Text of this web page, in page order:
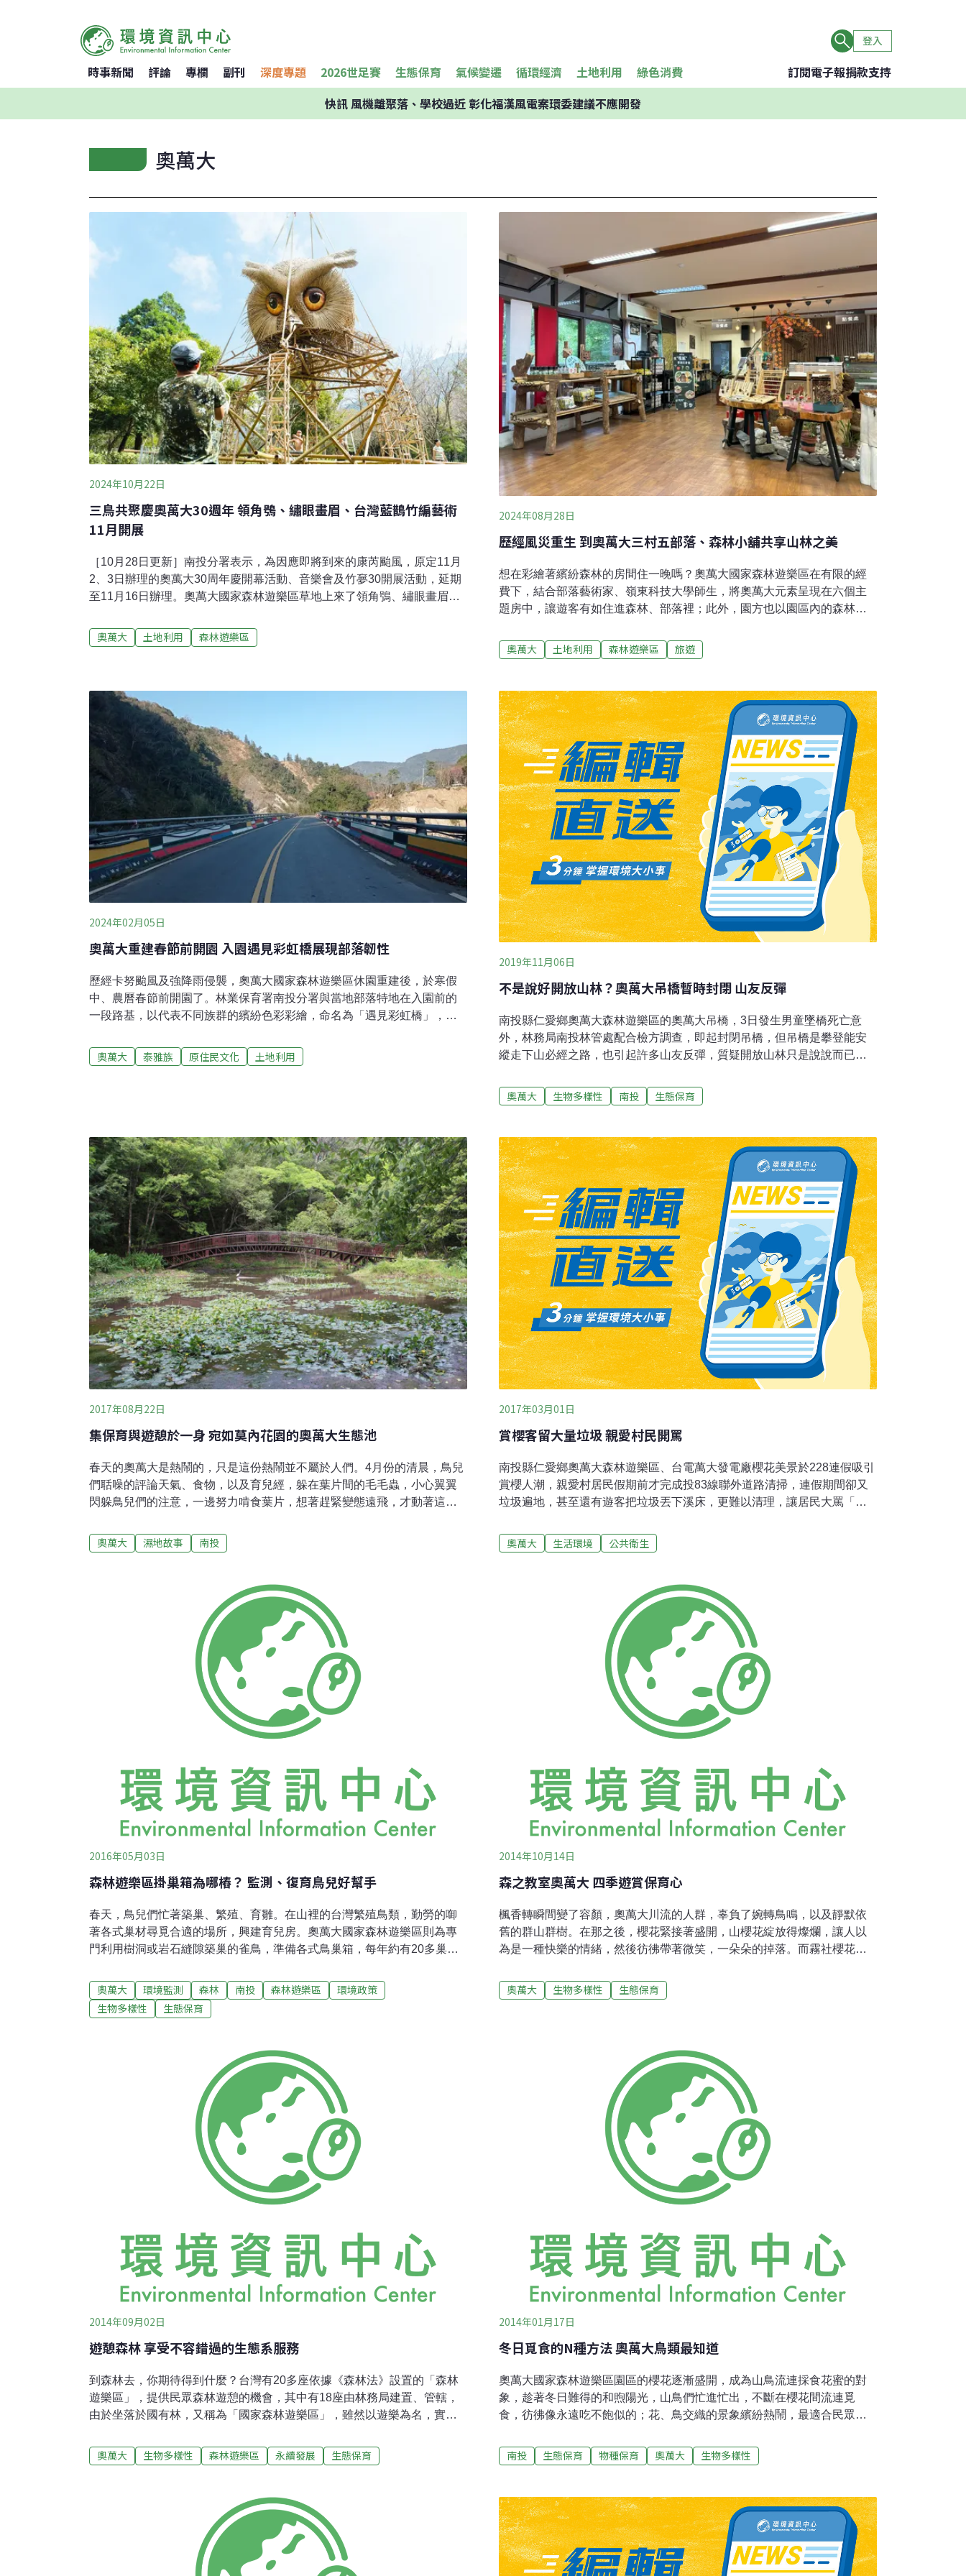
登入
時事新聞 評論 專欄 副刊 深度專題 2026世足賽 生態保育 氣候變遷 循環經濟 土地利用 綠色消費 訂閱電子報捐款支持
快訊風機離聚落、學校過近 彰化福漢風電案環委建議不應開發
奧萬大
2024年10月22日
三鳥共聚慶奧萬大30週年 領角鴞、繡眼畫眉、台灣藍鵲竹編藝術
11月開展
［10月28日更新］南投分署表示，為因應即將到來的康芮颱風，原定11月
2、3日辦理的奧萬大30周年慶開幕活動、音樂會及竹夣30開展活動，延期
至11月16日辦理。奧萬大國家森林遊樂區草地上來了領角鴞、繡眼畫眉和
大與自然共生的意象。隨著楓葉轉紅開啟賞楓季節，林業及自然保育署南
投分署推出「奧萬大30週年慶」系列活動，自11月2日起至12月1日，每週
分明的自然景觀，成為中部知名旅遊景點，「春櫻、夏瀑、秋月、冬楓」
更深受民眾喜愛。林業署南投分署長李政賢表示，奧萬大國家森林遊樂區
保有豐富生態與原民文化，去（2023）年歷經卡努風災休園後重啟，今
（2024）年在深秋與立冬之際，舉辦30週年慶，期待透過節慶氣氛，
奧萬大 土地利用 森林遊樂區
2024年08月28日
歷經風災重生 到奧萬大三村五部落、森林小舖共享山林之美
想在彩繪著繽紛森林的房間住一晚嗎？奧萬大國家森林遊樂區在有限的經
費下，結合部落藝術家、嶺東科技大學師生，將奧萬大元素呈現在六個主
題房中，讓遊客有如住進森林、部落裡；此外，園方也以園區內的森林小
育的好處。把森林部落文化搬進山莊 彩繪主題房加值不加價由農業部林業
及自然保育署南投分署經營管理的奧萬大國家森林遊樂區，位於中海拔山
卡努颱風肆虐，奧萬大森林遊樂區終於完成一部分整修，重新規劃設計綠
野山莊主題房，加值不加價。8月10日正式開園，不少遊客指定入住，尤其
是有國小學童的親子團，更是喜不自勝。六間主題房結合在地原住民部落
特色和奧萬大園區自然景觀，皆位於綠野山莊一樓，包括四間2人房及兩間
4人房。其中三間房型由嶺東科技大學商業設計系師生完成設計圖，再以電
腦輸出作品，
奧萬大 土地利用 森林遊樂區 旅遊
2024年02月05日
奧萬大重建春節前開園 入園遇見彩虹橋展現部落韌性
歷經卡努颱風及強降雨侵襲，奧萬大國家森林遊樂區休園重建後，於寒假
中、農曆春節前開園了。林業保育署南投分署與當地部落特地在入園前的
一段路基，以代表不同族群的繽紛色彩彩繪，命名為「遇見彩虹橋」，吸
透過在地消費，支持山村綠色經濟。攜手部落共同重建 奧萬大彩虹橋重現
泛泰雅族夢幻聖地去（2023）年8月間的卡努颱風伴隨季風環流帶來劇烈降
萬大周邊部落不間斷合作下，不僅重建進度順利，奧萬大森林遊樂區也重
新開園了。林業保育署南投分署育樂科長林國彰表示，奧萬大國家森林遊
樂區周邊有親愛村、萬豐村及法治村，親愛村為泰雅族及賽德克族，萬豐
村、法治村為布農族卓社群
奧萬大 泰雅族 原住民文化 土地利用
2019年11月06日
不是說好開放山林？奧萬大吊橋暫時封閉 山友反彈
南投縣仁愛鄉奧萬大森林遊樂區的奧萬大吊橋，3日發生男童墜橋死亡意
外，林務局南投林管處配合檢方調查，即起封閉吊橋，但吊橋是攀登能安
縱走下山必經之路，也引起許多山友反彈，質疑開放山林只是說說而已，
外現場跡證保留記錄，同時兼顧他人通行權益。南投林管處表示，目前檢
察官已指示封橋調查偵辦，因應的做法是山友若已經在下山途中，因體
作人員帶同過橋，避免影響證據的保存，若尚未安排能安緃走等行程的民
眾，則建議暫緩，林管處也會視案件偵辦進度，請示檢方何時能進行吊橋
檢修或開放。
奧萬大 生物多樣性 南投 生態保育
2017年08月22日
集保育與遊憩於一身 宛如莫內花園的奧萬大生態池
春天的奧萬大是熱鬧的，只是這份熱鬧並不屬於人們。4月份的清晨，鳥兒
們聒噪的評論天氣、食物，以及育兒經，躲在葉片間的毛毛蟲，小心翼翼
閃躲鳥兒們的注意，一邊努力啃食葉片，想著趕緊變態遠飛，才動著這個
讚餵養後，結出豐盛的果實，它們不在乎鳥兒啄食，只希望飽食的鳥兒，
將種子帶到更遠的地方落地生根，壯大山櫻的族群。另一邊的生態池，安
寂寞，終日徘徊池邊消磨度過晨與昏。直到5月失去蹤影，9月再度現身
時，依舊不願交代去過的地方、打哪兒來的，一副沒事人的模樣。夜晚青
蛙們的喧鬧也不遑多讓，這讓錦蛇、臭青公跟著食指大動。火金姑提著燈
籠提親，照亮了暗黑的水池。跟著提親的隊伍前進，沿途水聲潺潺不絕。
潔淨水源及乾淨的環境，是火金姑停駐棲息的祕密，仔細分辨，包括黑翅
螢、大端黑螢、暗褐脈翅螢等1
奧萬大 濕地故事 南投
2017年03月01日
賞櫻客留大量垃圾 親愛村民開罵
南投縣仁愛鄉奧萬大森林遊樂區、台電萬大發電廠櫻花美景於228連假吸引
賞櫻人潮，親愛村居民假期前才完成投83線聯外道路清掃，連假期間卻又
垃圾遍地，甚至還有遊客把垃圾丟下溪床，更難以清理，讓居民大罵「實
又遍布大量垃圾，便當盒、飲料空瓶等垃圾隨處可見，甚至還有遊客將垃
圾丟下溪床，更加難以清除，村民辛苦近一星期，不到2、3天就被破壞，
指出，部落旅遊愈來愈夯，假日遊客眾多，但有人不尊重部落傳統、干擾
居民生活，甚至破壞生態環境，造成衝突對立，必須正視省思。
奧萬大 生活環境 公共衛生
2016年05月03日
森林遊樂區掛巢箱為哪樁？ 監測、復育鳥兒好幫手
春天，鳥兒們忙著築巢、繁殖、育雛。在山裡的台灣繁殖鳥類，勤勞的啣
著各式巢材尋覓合適的場所，興建育兒房。奧萬大國家森林遊樂區則為專
門利用樹洞或岩石縫隙築巢的雀鳥，準備各式鳥巢箱，每年約有20多巢、
代替樹洞為家昨天還在育雛的青背山雀，隨著幼鳥飛走，如今已鳥去巢
空，巢箱再度完成階段性任務。1990年代奧萬大成立森林遊樂區前，為了
復育山雀科鳥類，在樹上掛上鳥巢箱。然而一開始的十多年，卻未能建立
者姚正得也在尋覓鳥類監測地點，透過與南投林區管理處合作，接手鳥巢
箱監測計畫，以制式的標準方法收集資料，2002年至今累積15年，是目前
國內鳥類繁殖參數監測累積最久的一項資料。為何在大自然中，還要為鳥
兒準備人工的巢箱？特生中心高海拔試驗站主任姚正得解釋，當初是林務
奧萬大 環境監測 森林 南投 森林遊樂區
環境政策
生物多樣性
生態保育
2014年10月14日
森之教室奧萬大 四季遊賞保育心
楓香轉瞬間變了容顏，奧萬大川流的人群，辜負了婉轉鳥鳴，以及靜默依
舊的群山群樹。在那之後，櫻花緊接著盛開，山櫻花綻放得燦爛，讓人以
為是一種快樂的情緒，然後彷彿帶著微笑，一朵朵的掉落。而霧社櫻花開
鳥巢箱、生態池 為野生物營造棲地春天的奧萬大，台灣藍鵲、巨嘴鴉成群
飛舞，赤腹山雀、青背山雀、棕面鶯、黃山雀努力尋找適合育兒的場所，
木、橿鳥、樹鵲等，一轉眼可能就會看到。 各式各樣的鳥巢箱在園區內沿
途的步道內可見。200多個鳥巢箱，替代自然樹洞，補充山雀科家族繁殖育
雛的居所，還有監測的功能。園區內的小木屋東側有幾個小水域，曾為了
生態景觀營造成生態池，這幾年，南投林區管理處經過檢討，將原本以生
態景觀為導向的水域環
奧萬大 生物多樣性 生態保育
2014年09月02日
遊憩森林 享受不容錯過的生態系服務
到森林去，你期待得到什麼？台灣有20多座依據《森林法》設置的「森林
遊樂區」，提供民眾森林遊憩的機會，其中有18座由林務局建置、管轄，
由於坐落於國有林，又稱為「國家森林遊樂區」，雖然以遊樂為名，實則
山國家森林遊樂區，賞鳥大賽剛落幕，但是喧鬧的毛腳燕並沒有因此而收
斂，依舊在山谷邊的林道自在盤旋，因為山壁有著牠們的家。小小鳥兒團
在追逐之間，一不留意就顯露了身影。時序進入9月，再過一陣子，山羌媽
媽也將帶著剛出生小山羌到山谷裡覓食吧！冬天玉山假沙梨賞果實，是台
灣躁眉（金翼白眉）和台灣獼猴的最愛，只見一隻隻台灣躁眉吃到倒掛枝
頭，從肥滋滋的身材可見豐盛的程度。台灣16種畫眉，除了台灣畫眉（屬
奧萬大 生物多樣性 森林遊樂區 永續發展 生態保育
2014年01月17日
冬日覓食的N種方法 奧萬大鳥類最知道
奧萬大國家森林遊樂區園區的櫻花逐漸盛開，成為山鳥流連採食花蜜的對
象，趁著冬日難得的和煦陽光，山鳥們忙進忙出，不斷在櫻花間流連覓
食，彷彿像永遠吃不飽似的；花、鳥交織的景象繽紛熱鬧，最適合民眾前
態資源豐富，可供山鳥的食物來源，無論是昆蟲或花果，都十分充足，尤
其櫻花盛開之際，更襯托出鳥類獨特身影，為了果腹，各種吃法盡出。這
兒抖動翅膀，一隻接一隻的從灌木叢或密林中飛出時。喜歡吃花蜜的冠羽
畫眉，選擇盛開的櫻花，擺出各式各樣的姿態，縮著羽冠將尖嘴伸入花中
吸食花蜜。幸運的話，還可以看到五色鳥截然不同的吃法，由於嘴型較
大，無法將嘴伸入花中吸食花蜜，但為一享美味，索性將整朵花吃了！白
耳畫眉、繡眼畫眉、青背山雀、黃山雀、紅頭山雀、棕面鶯、綠繡眼、綠
南投 生態保育 物種保育 奧萬大 生物多樣性